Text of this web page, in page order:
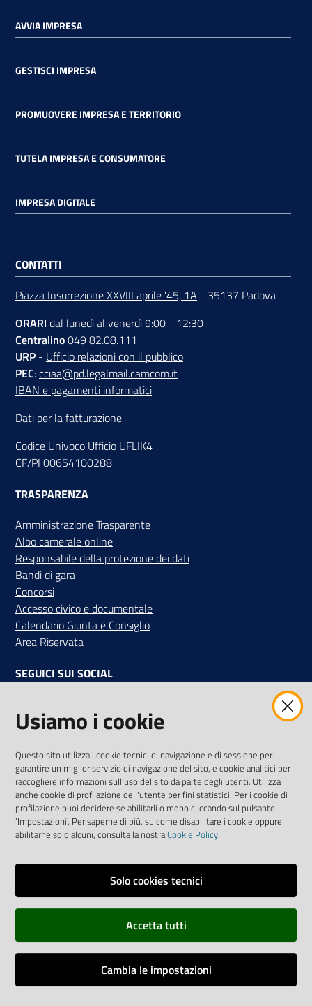
AVVIA IMPRESA
GESTISCI IMPRESA
PROMUOVERE IMPRESA E TERRITORIO
TUTELA IMPRESA E CONSUMATORE
IMPRESA DIGITALE
CONTATTI
Piazza Insurrezione XXVIII aprile '45, 1A - 35137 Padova
ORARI dal lunedì al venerdì 9:00 - 12:30
Centralino049 82.08.111
URP - Ufficio relazioni con il pubblico
PEC:cciaa@pd.legalmail.camcom.it
IBAN e pagamenti informatici
Dati per la fatturazione
Codice Univoco Ufficio UFLIK4
CF/PI 00654100288
TRASPARENZA
Amministrazione Trasparente
Albo camerale online
Responsabile della protezione dei dati
Bandi di gara
Concorsi
Accesso civico e documentale
Calendario Giunta e Consiglio
Area Riservata
SEGUICI SUI SOCIAL
Ricevi tutti gli aggiornamenti su eventi, nuove opportunità e
adempimenti normativi
Privacy policy
Assistenza
Usiamo i cookie
Questo sito utilizza i cookie tecnici di navigazione e di sessione per
garantire un miglior servizio di navigazione del sito, e cookie analitici per
raccogliere informazioni sull'uso del sito da parte degli utenti. Utilizza
anche cookie di profilazione dell'utente per fini statistici. Per i cookie di
profilazione puoi decidere se abilitarli o meno cliccando sul pulsante
'Impostazioni'. Per saperne di più, su come disabilitare i cookie oppure
abilitarne solo alcuni, consulta la nostraCookie Policy.
Solo cookies tecnici
Accetta tutti
Cambia le impostazioni